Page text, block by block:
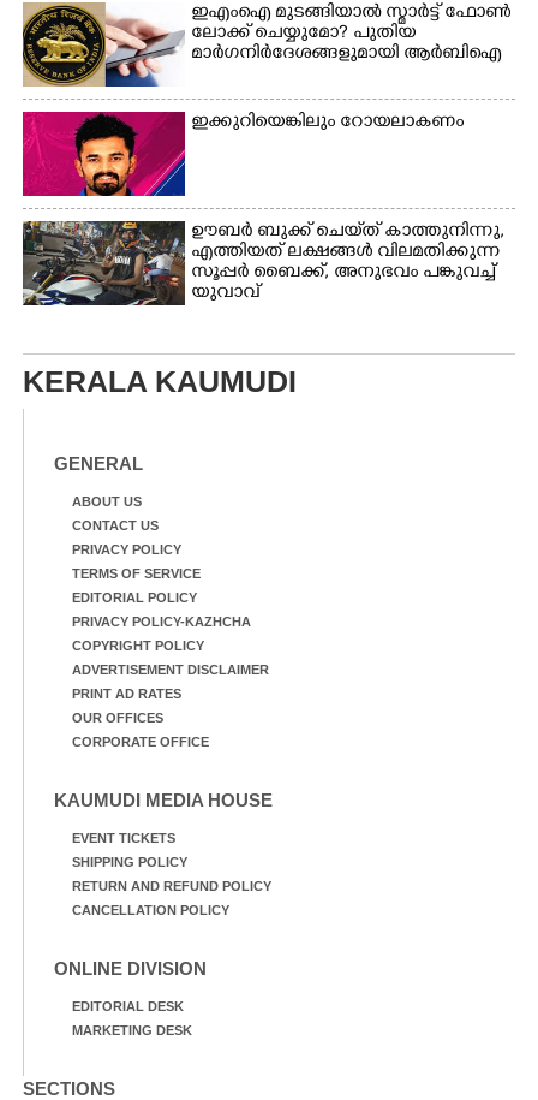
ഇഎംഐ മുടങ്ങിയാൽ സ്മാർട്ട് ഫോൺ
ലോക്ക് ചെയ്യുമോ? പുതിയ
മാർഗനിർദേശങ്ങളുമായി ആർബിഐ
ഇക്കുറിയെങ്കിലും റോയലാകണം
ഊബർ ബുക്ക് ചെയ്‌ത് കാത്തുനിന്നു,​
എത്തിയത് ലക്ഷങ്ങൾ വിലമതിക്കുന്ന
സൂപ്പർ ബൈക്ക്,​ അനുഭവം പങ്കുവച്ച്
യുവാവ്
KERALA KAUMUDI
GENERAL
ABOUT US
CONTACT US
PRIVACY POLICY
TERMS OF SERVICE
EDITORIAL POLICY
PRIVACY POLICY-KAZHCHA
COPYRIGHT POLICY
ADVERTISEMENT DISCLAIMER
PRINT AD RATES
OUR OFFICES
CORPORATE OFFICE
KAUMUDI MEDIA HOUSE
EVENT TICKETS
SHIPPING POLICY
RETURN AND REFUND POLICY
CANCELLATION POLICY
ONLINE DIVISION
EDITORIAL DESK
MARKETING DESK
SECTIONS